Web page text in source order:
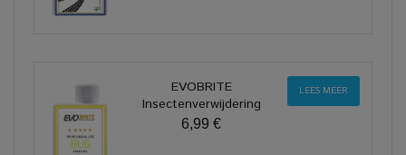
EVOBRITE
Insectenverwijdering
6,99 €
LEES MEER